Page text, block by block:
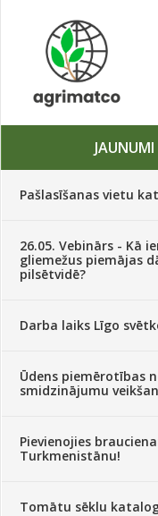
JAUNUMI
Pašlasīšanas vietu
26.05. Vebinārs - Kā
gliemežus piemājas
pilsētvidē?
Darba laiks Līgo
Ūdens piemērotības
smidzinājumu
Pievienojies
Turkmenistānu!
Tomātu sēklu
Traktori,
Sēklas, sīpoli,
kartupeļi
Augu
Mēslojumi(495)
Augsne, kūdra,